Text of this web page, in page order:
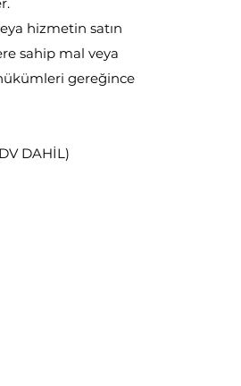
hizmetin satın
sahip mal veya
gereğince
DAHİL)